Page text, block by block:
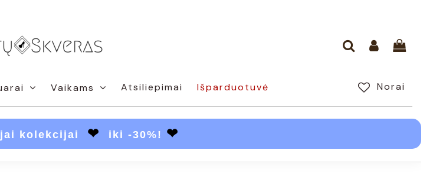
Vaikams Atsiliepimai Norai
Išparduotuvė
kolekcijai ❤ iki -30%! ❤